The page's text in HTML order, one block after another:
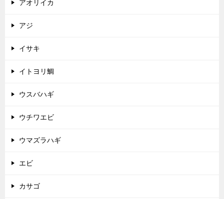
アオリイカ
アジ
イサキ
イトヨリ鯛
ウスバハギ
ウチワエビ
ウマズラハギ
エビ
カサゴ